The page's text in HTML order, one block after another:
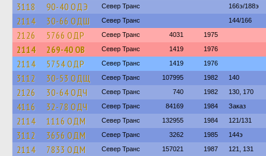
3118 90-40 ОДЭ Север Транс 166э/188э
2114 30-66 ОДШ Север Транс 144/166
2126 5766 ОДР Север Транс 4031 1975
2114 269-40 ОВ Север Транс 1419 1976
2114 5754 ОДР Север Транс 1419 1976
3112 30-53 ОДЩ Север Транс 107995 1982 140
2126 30-64 ОДЧ Север Транс 740 1982 130, 170
4116 32-78 ОДЧ Север Транс 84169 1984 Заказ
2114 1116 ОДМ Север Транс 132955 1984 121/131
3112 3656 ОДМ Север Транс 3262 1985 144э
2114 7833 ОДМ Север Транс 157021 1987 121, 131